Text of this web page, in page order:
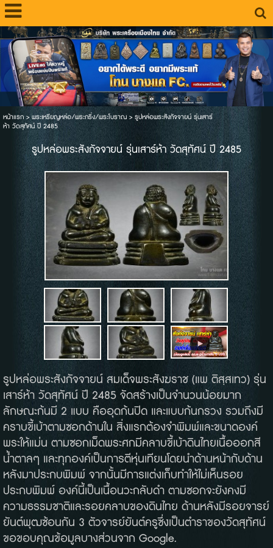
หน้าแรก>พระเหรียญหล่อ/พระกริ่ง/พระโบราณ> รูปหล่อพระสังกัจจายน์ รุ่นเสาร์
ห้า วัดสุทัศน์ ปี 2485
รูปหล่อพระสังกัจจายน์ รุ่นเสาร์ห้า วัดสุทัศน์ ปี 2485
รูปหล่อพระสังกัจจายน์ สมเด็จพระสังฆราช (แพ ติสฺสเทว) รุ่น
เสาร์ห้า วัดสุทัศน์ ปี 2485 จัดสร้างเป็นจำนวนน้อยมาก
ลักษณะก้นมี 2 แบบ คืออุดก้นปิด และแบบก้นกรวง รวมถึงมี
คราบขี้เบ้าตามซอกด้านใน สิ่งแรกต้องจำพิมพ์​และขนาดองค์
พระให้แม่น ตามซอกเม็ดพระศกมีคลาบขี้เบ้าดินไทยเนื้อออกสี
น้ำตาลๆ และทุกองค์เป็นการตีหุ่นเทียนโดยนำด้านหน้ากับด้าน
หลังมาประกบพิมพ์ จากนั้นมีการแต่งเก็บทำให้ไม่เห็นรอย
ประกบพิมพ์ องค์นี้เป็นเนื้อนวะกลับดำ ตามซอกจะยังคงมี
ความธรรมชาติและรอยคลาบของดินไทย ด้านหลังมีรอยจารย์
ยันต์พุฒซ้อนกัน 3 ตัวจารย์ยันต์ครูซึ่งเป็นตำราของวัดสุทัศน์
ขอขอบคุณข้อมูลบางส่วนจาก Google.